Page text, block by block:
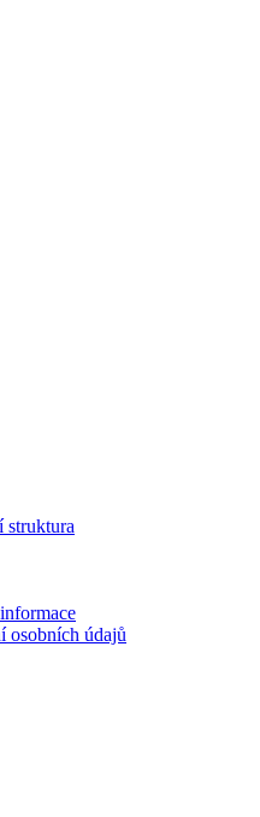
struktura
osobních údajů